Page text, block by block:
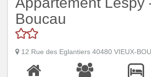
Boucau
12 Rue des Eglantiers 40480 VIEUX-